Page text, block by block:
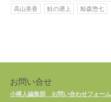
高山美香
鮭の遡上 鯨森惣七
お問い合せ
小樽人編集部 お問い合わせフォーム